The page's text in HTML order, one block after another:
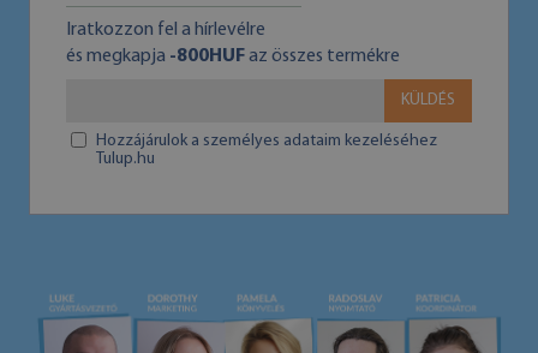
Iratkozzon fel a hírlevélre
és megkapja -800HUFaz összes termékre
KÜLDÉS
Hozzájárulok a személyes adataim kezeléséhez
Tulup.hu